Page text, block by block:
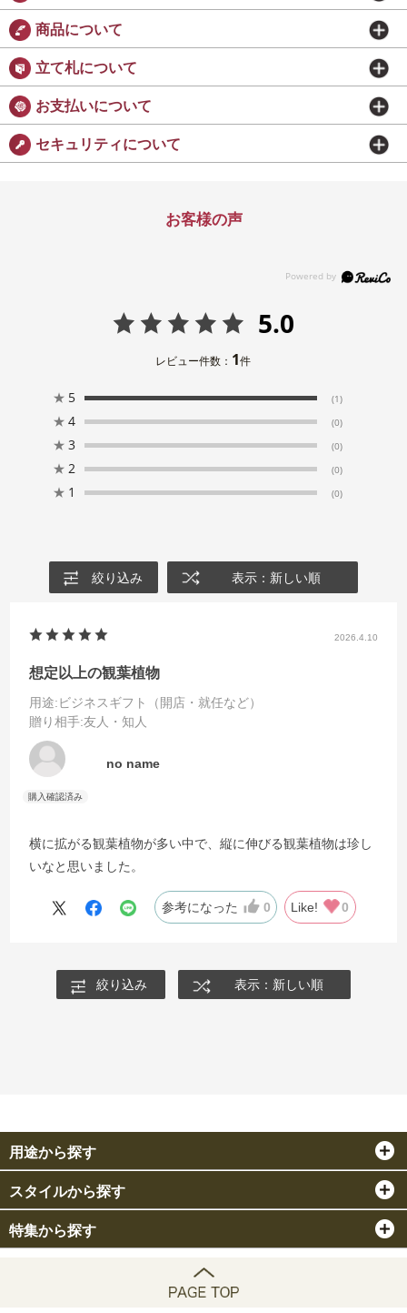
商品について
立て札について
お支払いについて
セキュリティについて
お客様の声
5.0
レビュー件数： 1件
★ 5 (1)
★ 4 (0)
★ 3 (0)
★ 2 (0)
★ 1 (0)
絞り込み 表示：新しい順
2026.4.10
想定以上の観葉植物
用途:ビジネスギフト（開店・就任など）
贈り相手:友人・知人
no name
横に拡がる観葉植物が多い中で、縦に伸びる観葉植物は珍し
いなと思いました。
参考になった 0 Like! 0
絞り込み 表示：新しい順
用途から探す
スタイルから探す
特集から探す